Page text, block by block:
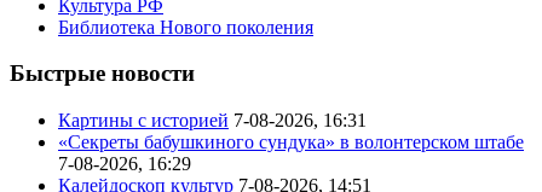
Культура РФ
Библиотека Нового поколения
Быстрые новости
Картины с историей 7-08-2026, 16:31
«Секреты бабушкиного сундука» в волонтерском штабе
7-08-2026, 16:29
Калейдоскоп культур 7-08-2026, 14:51